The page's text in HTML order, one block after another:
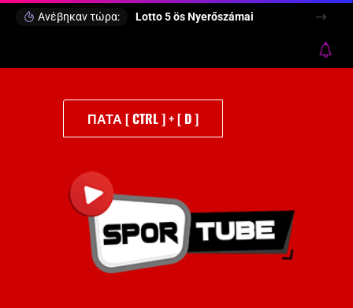
Ανέβηκαν τώρα: Lotto 5 ös Nyerőszámai
ΠΑΤΑ [ CTRL ] + [ D ]